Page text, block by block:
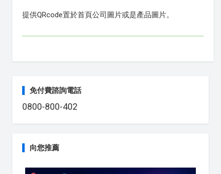
提供QRcode置於首頁公司圖片或是產品圖片。
免付費諮詢電話
0800-800-402
向您推薦